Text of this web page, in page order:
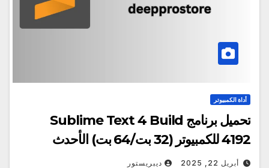
أداة الكمبيوتر
تحميل برنامج Sublime Text 4 Build
4192 للكمبيوتر (32 بت/64 بت) الأحدث
أبريل 22, 2025 ديبريستور